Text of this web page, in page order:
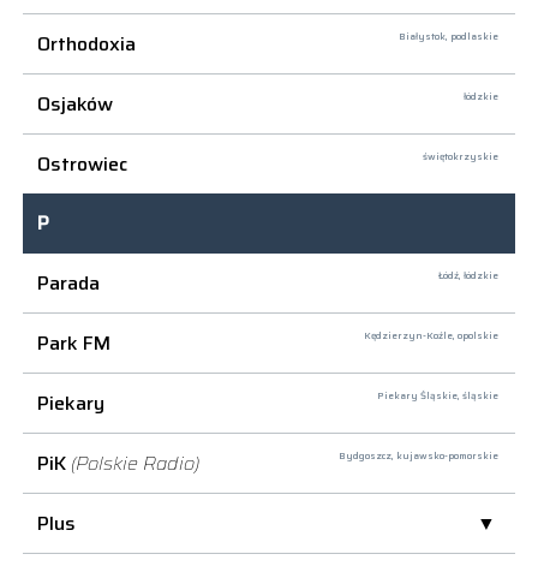
Orthodoxia Białystok, podlaskie
Osjaków łódzkie
Ostrowiec świętokrzyskie
P
Parada
Łódź, łódzkie
Park FM Kędzierzyn-Koźle, opolskie
Piekary Piekary Śląskie, śląskie
PiK (Polskie Radio) Bydgoszcz, kujawsko-pomorskie
Plus